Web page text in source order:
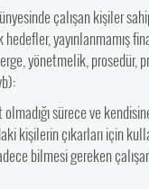
çalışan kişiler
hedefler,
yönetmelik, prosedür,
sürece ve
kişilerin çıkarları için
bilmesi gereken